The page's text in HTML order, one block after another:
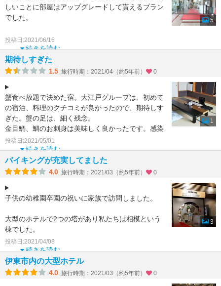
しいことに部屋はアップグレードして貰えるプラン
でした。
部屋は小上り?があってそこに布団が敷かれてい
て、別に畳敷きのスペースもあり清潔で居心地がよ
く
続きを読む
投稿日:2021/06/16
5
期待しすぎた
1.5 旅行時期：2021/04（約5年前） 0
蟹食べ放題で決めた宿。大江戸グループは、初めて
の宿泊、料理のクチコミが良かったので、期待しす
ぎた。蟹の足は、細く残念。
金目鯛、鯛のお刺身は美味しく良かったです。感染
予防は きちんとされていて、安心
続きを読む
投稿日:2021/05/01
1
バイキングが充実してました
4.0 旅行時期：2021/03（約5年前） 0
子供の幼稚園卒園の祝いに家族で訪問しました。
大型のホテルで2つの塔があり私たちは相模という
棟でした。
もうひつの塔にはバイキング会場や露天風呂もあり
ます。
続きを読む
投稿日:2021/04/08
3
伊東市内の大型ホテル
4.0 旅行時期：2021/03（約5年前） 0